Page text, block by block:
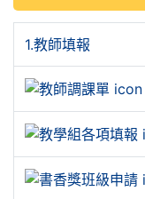
1.教師填報